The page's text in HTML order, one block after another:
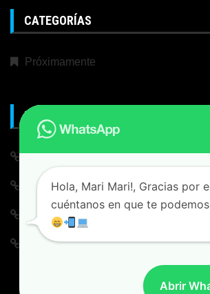
CATEGORÍAS
Próximamente
META
Iniciar Sesión
Alimentación de entradas
Feed de comentarios
WordPress.org
Abrir
Hola, Mari Mari!, Gracias por
cuéntanos en que te